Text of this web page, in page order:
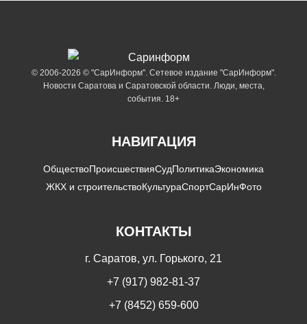
© 2006-2026 © "СарИнформ". Сетевое издание "СарИнформ".
Новости Саратова и Саратовской области. Люди, места,
события. 18+
НАВИГАЦИЯ
ОбществоПроисшествияСудПолитикаЭкономика
ЖКХ и строительствоКультураСпортСарИнФото
КОНТАКТЫ
г. Саратов, ул. Горького, 21
+7 (917) 982-81-37
+7 (8452) 659-600